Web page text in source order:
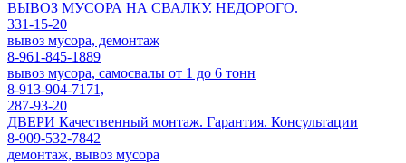
ВЫВОЗ МУСОРА НА СВАЛКУ. НЕДОРОГО.
331-15-20
вывоз мусора, демонтаж
8-961-845-1889
вывоз мусора, самосвалы от 1 до 6 тонн
8-913-904-7171,
287-93-20
ДВЕРИ Качественный монтаж. Гарантия. Консультации
8-909-532-7842
демонтаж, вывоз мусора